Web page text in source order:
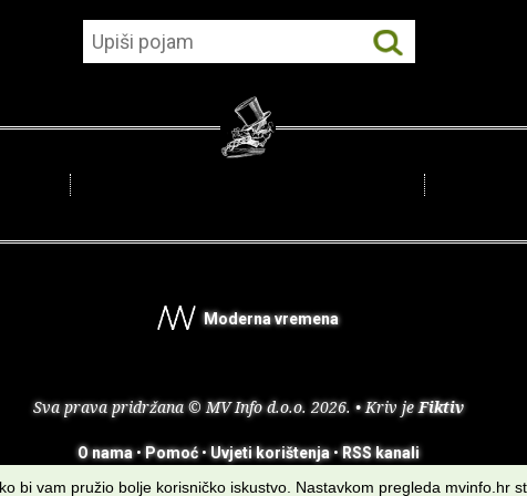
Moderna vremena
Sva prava pridržana © MV Info d.o.o. 2026. • Kriv jeFiktiv
O nama•Pomoć•Uvjeti korištenja•RSS kanali
bi vam pružio bolje korisničko iskustvo. Nastavkom pregleda mvinfo.hr